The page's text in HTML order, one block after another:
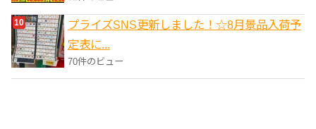
プライズSNS更新しました！☆8月景品入荷予
定表に...
70件のビュー